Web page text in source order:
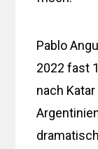
Pablo
2022 fast
nach